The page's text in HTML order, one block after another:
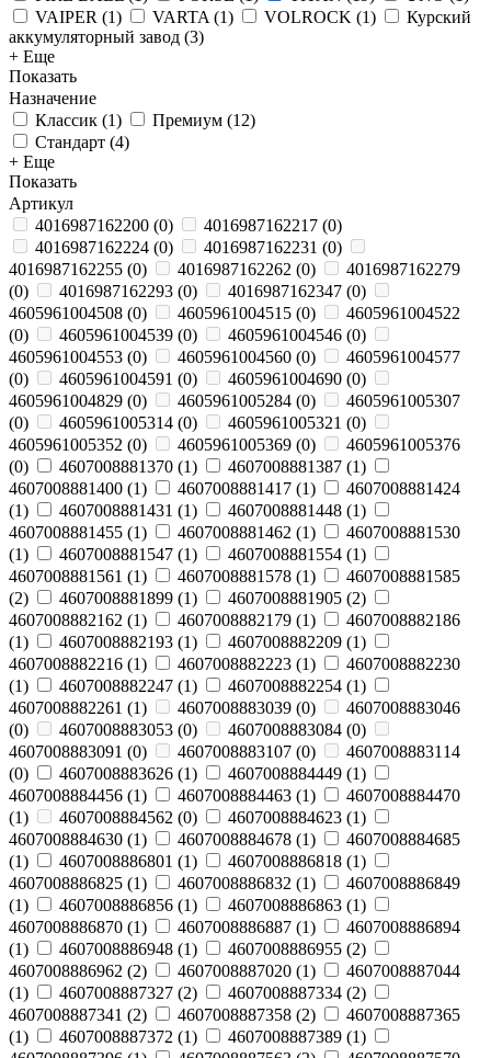
VAIPER (1) VARTA (1) VOLROCK (1)
Курский
аккумуляторный завод (3)
+ Еще
Показать
Назначение
Классик (1) Премиум (12)
Стандарт (4)
+ Еще
Показать
Артикул
4016987162200 (0) 4016987162217 (0)
4016987162224 (0) 4016987162231 (0)
4016987162255 (0) 4016987162262 (0)
4016987162279
(0) 4016987162293 (0) 4016987162347 (0)
4605961004508 (0) 4605961004515 (0)
4605961004522
(0) 4605961004539 (0) 4605961004546 (0)
4605961004553 (0) 4605961004560 (0)
4605961004577
(0) 4605961004591 (0) 4605961004690 (0)
4605961004829 (0) 4605961005284 (0)
4605961005307
(0) 4605961005314 (0) 4605961005321 (0)
4605961005352 (0) 4605961005369 (0)
4605961005376
(0) 4607008881370 (1) 4607008881387 (1)
4607008881400 (1) 4607008881417 (1)
4607008881424
(1) 4607008881431 (1) 4607008881448 (1)
4607008881455 (1) 4607008881462 (1)
4607008881530
(1) 4607008881547 (1) 4607008881554 (1)
4607008881561 (1) 4607008881578 (1)
4607008881585
(2) 4607008881899 (1) 4607008881905 (2)
4607008882162 (1) 4607008882179 (1)
4607008882186
(1) 4607008882193 (1) 4607008882209 (1)
4607008882216 (1) 4607008882223 (1)
4607008882230
(1) 4607008882247 (1) 4607008882254 (1)
4607008882261 (1) 4607008883039 (0)
4607008883046
(0) 4607008883053 (0) 4607008883084 (0)
4607008883091 (0) 4607008883107 (0)
4607008883114
(0) 4607008883626 (1) 4607008884449 (1)
4607008884456 (1) 4607008884463 (1)
4607008884470
(1) 4607008884562 (0) 4607008884623 (1)
4607008884630 (1) 4607008884678 (1)
4607008884685
(1) 4607008886801 (1) 4607008886818 (1)
4607008886825 (1) 4607008886832 (1)
4607008886849
(1) 4607008886856 (1) 4607008886863 (1)
4607008886870 (1) 4607008886887 (1)
4607008886894
(1) 4607008886948 (1) 4607008886955 (2)
4607008886962 (2) 4607008887020 (1)
4607008887044
(1) 4607008887327 (2) 4607008887334 (2)
4607008887341 (2) 4607008887358 (2)
4607008887365
(1) 4607008887372 (1) 4607008887389 (1)